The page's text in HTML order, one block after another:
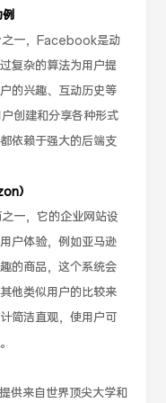
之一，Facebook是动
复杂的算法为用户提
的兴趣、互动历史等
创建和分享各种形式
依赖于强大的后端支
）
一，它的企业网站设
户体验，例如亚马逊
的商品，这个系统会
他类似用户的比较来
简洁直观，使用户可
供来自世界顶尖大学和